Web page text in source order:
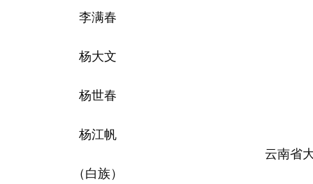
李满春
杨大文
杨世春
杨江帆
（白族）
云南省